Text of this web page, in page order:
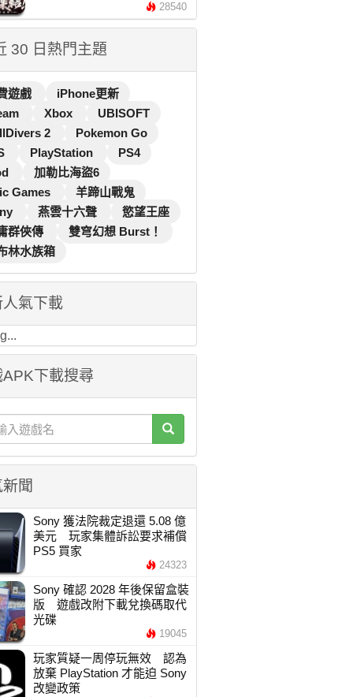
28540
30 日熱門主題
遊戲
iPhone更新
Xbox
UBISOFT
2
Pokemon Go
PlayStation
PS4
加勒比海盜6
Games
羊蹄山戰鬼
燕雲十六聲
慾望王座
群俠傳
雙穹幻想 Burst！
林水族箱
氣下載
下載搜尋
聞
Sony 獲法院裁定退還 5.08 億
美元 玩家集體訴訟要求補償
PS5 買家
24323
Sony 確認 2028 年後保留盒裝
版 遊戲改附下載兌換碼取代
光碟
19045
玩家質疑一周停玩無效 認為
放棄 PlayStation 才能迫 Sony
改變政策